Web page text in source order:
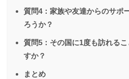
質問4：家族や友達からのサポ
ろうか？
質問5：その国に1度も訪れる
すか？
まとめ